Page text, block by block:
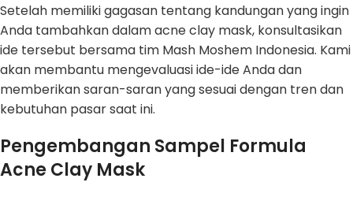
Setelah memiliki gagasan tentang kandungan yang ingin
Anda tambahkan dalam acne clay mask, konsultasikan
ide tersebut bersama tim Mash Moshem Indonesia. Kami
akan membantu mengevaluasi ide-ide Anda dan
memberikan saran-saran yang sesuai dengan tren dan
kebutuhan pasar saat ini.
Pengembangan Sampel Formula
Acne Clay Mask